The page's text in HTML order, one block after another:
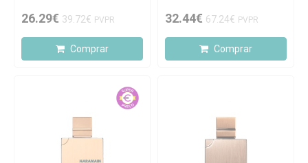
26.29€ 39.72€ PVPR
Comprar
32.44€ 67.24€ PVPR
Comprar